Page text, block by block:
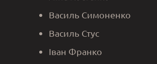
Василь Симоненко
Василь Стус
Іван Франко